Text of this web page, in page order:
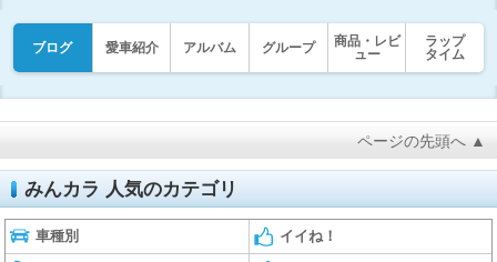
ブログ 愛車紹介 アルバム グループ
商品・レビ
ュー
ラップ
タイム
ページの先頭へ ▲
みんカラ 人気のカテゴリ
車種別 イイね！